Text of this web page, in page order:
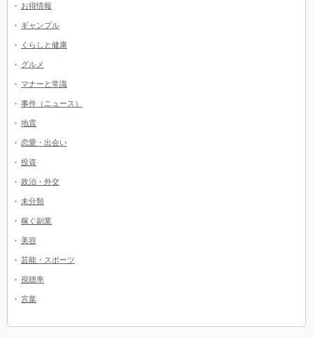
お得情報
ギャンブル
くらしと健康
グルメ
マナーと常識
事件（ニュース）
地震
恋愛・出会い
投資
政治・外交
未分類
稼ぐ副業
美容
芸能・スポーツ
視聴率
言葉